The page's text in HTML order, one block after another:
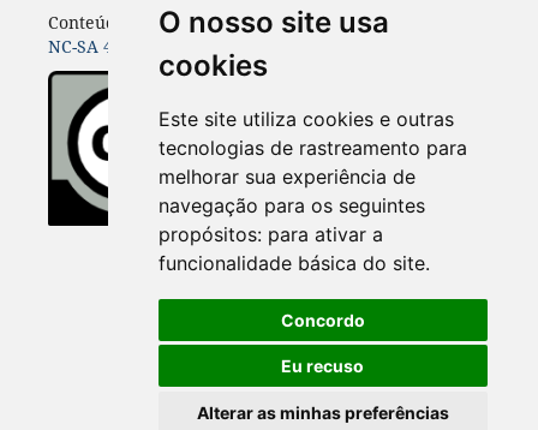
O nosso site usa
cookies
Este site utiliza cookies e outras
tecnologias de rastreamento para
melhorar sua experiência de
navegação para os seguintes
propósitos: para ativar a
funcionalidade básica do site.
Concordo
Eu recuso
Alterar as minhas preferências
Conteúdos do periódico licenciados sob uma
NC-SA 4.0